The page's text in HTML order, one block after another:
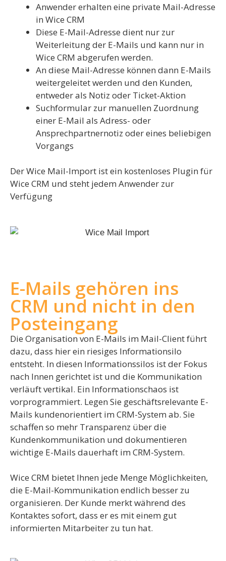
Anwender erhalten eine private Mail-Adresse
in Wice CRM
Diese E-Mail-Adresse dient nur zur
Weiterleitung der E-Mails und kann nur in
Wice CRM abgerufen werden.
An diese Mail-Adresse können dann E-Mails
weitergeleitet werden und den Kunden,
entweder als Notiz oder Ticket-Aktion
Suchformular zur manuellen Zuordnung
einer E-Mail als Adress- oder
Ansprechpartnernotiz oder eines beliebigen
Vorgangs
Der Wice Mail-Import ist ein kostenloses Plugin für
Wice CRM und steht jedem Anwender zur
Verfügung
E-Mails gehören ins
CRM und nicht in den
Posteingang
Die Organisation von E-Mails im Mail-Client führt
dazu, dass hier ein riesiges Informationsilo
entsteht. In diesen Informationssilos ist der Fokus
nach Innen gerichtet ist und die Kommunikation
verläuft vertikal. Ein Informationschaos ist
vorprogrammiert. Legen Sie geschäftsrelevante E-
Mails kundenorientiert im CRM-System ab. Sie
schaffen so mehr Transparenz über die
Kundenkommunikation und dokumentieren
wichtige E-Mails dauerhaft im CRM-System.
Wice CRM bietet Ihnen jede Menge Möglichkeiten,
die E-Mail-Kommunikation endlich besser zu
organisieren. Der Kunde merkt während des
Kontaktes sofort, dass er es mit einem gut
informierten Mitarbeiter zu tun hat.